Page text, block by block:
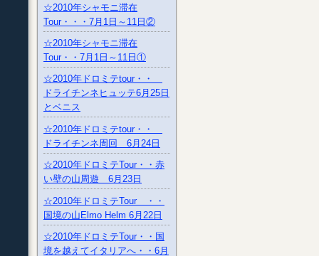
☆2010年シャモニ滞在
Tour・・・7月1日～11日②
☆2010年シャモニ滞在
Tour・・7月1日～11日①
☆2010年ドロミテtour・・
ドライチンネヒュッテ6月25日
とベニス
☆2010年ドロミテtour・・
ドライチンネ周回 6月24日
☆2010年ドロミテTour・・赤
い壁の山周遊 6月23日
☆2010年ドロミテTour ・・
国境の山Elmo Helm 6月22日
☆2010年ドロミテTour・・国
境を越えてイタリアへ・・6月